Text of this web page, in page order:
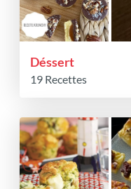
Déssert
19 Recettes